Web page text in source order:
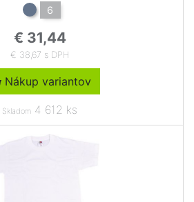
6
€ 31,44
€ 38,67 s DPH
Nákup variantov
Skladom 4 612 ks